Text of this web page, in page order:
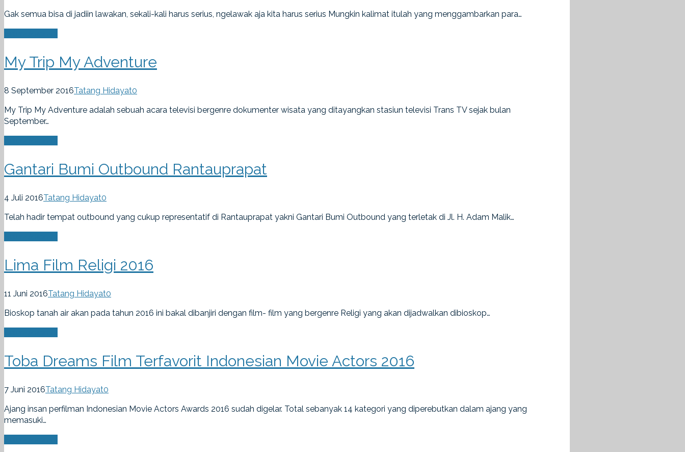
Gak semua bisa di jadiin lawakan, sekali-kali harus serius, ngelawak aja kita harus serius Mungkin kalimat itulah yang menggambarkan para…
My Trip My Adventure
8 September 2016Tatang Hidayat0
My Trip My Adventure adalah sebuah acara televisi bergenre dokumenter wisata yang ditayangkan stasiun televisi Trans TV sejak bulan
September…
Gantari Bumi Outbound Rantauprapat
4 Juli 2016Tatang Hidayat0
Telah hadir tempat outbound yang cukup representatif di Rantauprapat yakni Gantari Bumi Outbound yang terletak di Jl. H. Adam Malik…
Lima Film Religi 2016
11 Juni 2016Tatang Hidayat0
Bioskop tanah air akan pada tahun 2016 ini bakal dibanjiri dengan film- film yang bergenre Religi yang akan dijadwalkan dibioskop…
Toba Dreams Film Terfavorit Indonesian Movie Actors 2016
7 Juni 2016Tatang Hidayat0
Ajang insan perfilman Indonesian Movie Actors Awards 2016 sudah digelar. Total sebanyak 14 kategori yang diperebutkan dalam ajang yang
memasuki…